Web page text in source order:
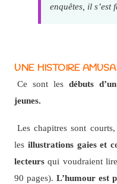
enquêtes, il s’est
UNE HISTOIRE
Ce sont lesdébuts
jeunes.
Les chapitres sont
les illustrations gaies et
lecteursqui voudraient
90 pages).L’humour est